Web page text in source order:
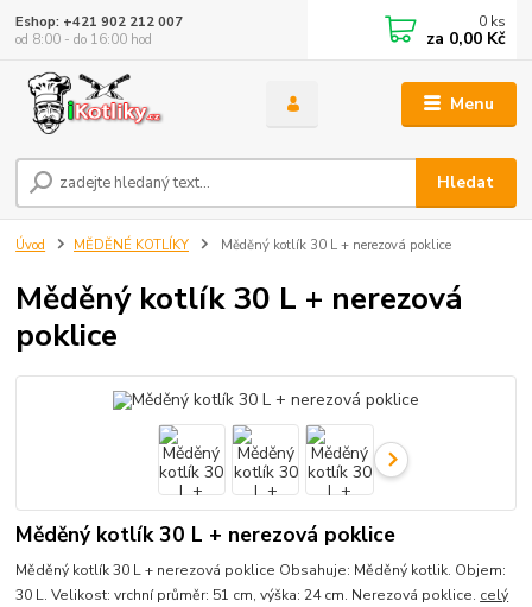
Menu
Hledat
Eshop: +421 902 212 007
od 8:00 - do 16:00 hod
0 ks
za 0,00 Kč
Úvod MĚDĚNÉ KOTLÍKY Měděný kotlík 30 L + nerezová poklice
Měděný kotlík 30 L + nerezová
poklice
Měděný kotlík 30 L + nerezová poklice
Měděný kotlík 30 L + nerezová poklice Obsahuje: Měděný kotlik. Objem:
30 L. Velikost: vrchní průměr: 51 cm, výška: 24 cm. Nerezová poklice. celý